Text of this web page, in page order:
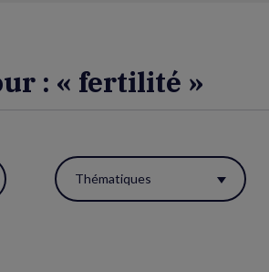
: « fertilité »
Thématiques